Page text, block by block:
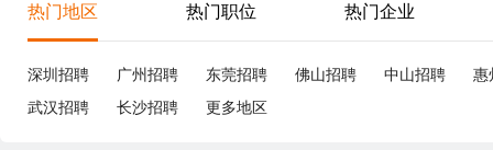
热门地区 热门职位 热门企业
深圳招聘 广州招聘 东莞招聘 佛山招聘 中山招聘
惠
武汉招聘
长沙招聘 更多地区